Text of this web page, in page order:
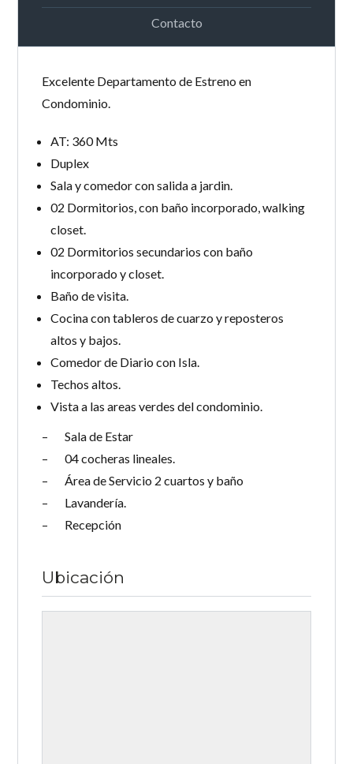
Contacto
Excelente Departamento de Estreno en
Condominio.
AT: 360 Mts
Duplex
Sala y comedor con salida a jardin.
02 Dormitorios, con baño incorporado, walking
closet.
02 Dormitorios secundarios con baño
incorporado y closet.
Baño de visita.
Cocina con tableros de cuarzo y reposteros
altos y bajos.
Comedor de Diario con Isla.
Techos altos.
Vista a las areas verdes del condominio.
– Sala de Estar
– 04 cocheras lineales.
– Área de Servicio 2 cuartos y baño
– Lavandería.
– Recepción
Ubicación